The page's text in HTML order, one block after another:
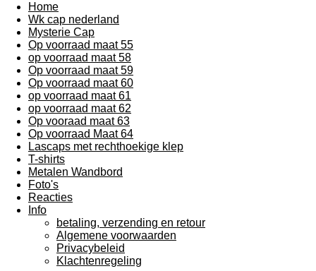
Home
Wk cap nederland
Mysterie Cap
Op voorraad maat 55
op voorraad maat 58
Op voorraad maat 59
Op voorraad maat 60
op voorraad maat 61
op voorraad maat 62
Op vooraad maat 63
Op voorraad Maat 64
Lascaps met rechthoekige klep
T-shirts
Metalen Wandbord
Foto's
Reacties
Info
betaling, verzending en retour
Algemene voorwaarden
Privacybeleid
Klachtenregeling